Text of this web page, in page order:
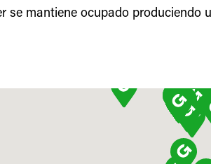
se mantiene ocupado